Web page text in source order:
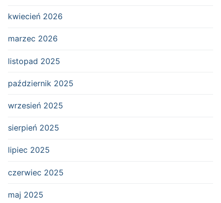
kwiecień 2026
marzec 2026
listopad 2025
październik 2025
wrzesień 2025
sierpień 2025
lipiec 2025
czerwiec 2025
maj 2025